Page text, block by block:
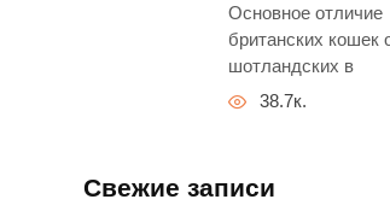
Основное отличие
британских кошек
шотландских в
38.7к.
Свежие записи